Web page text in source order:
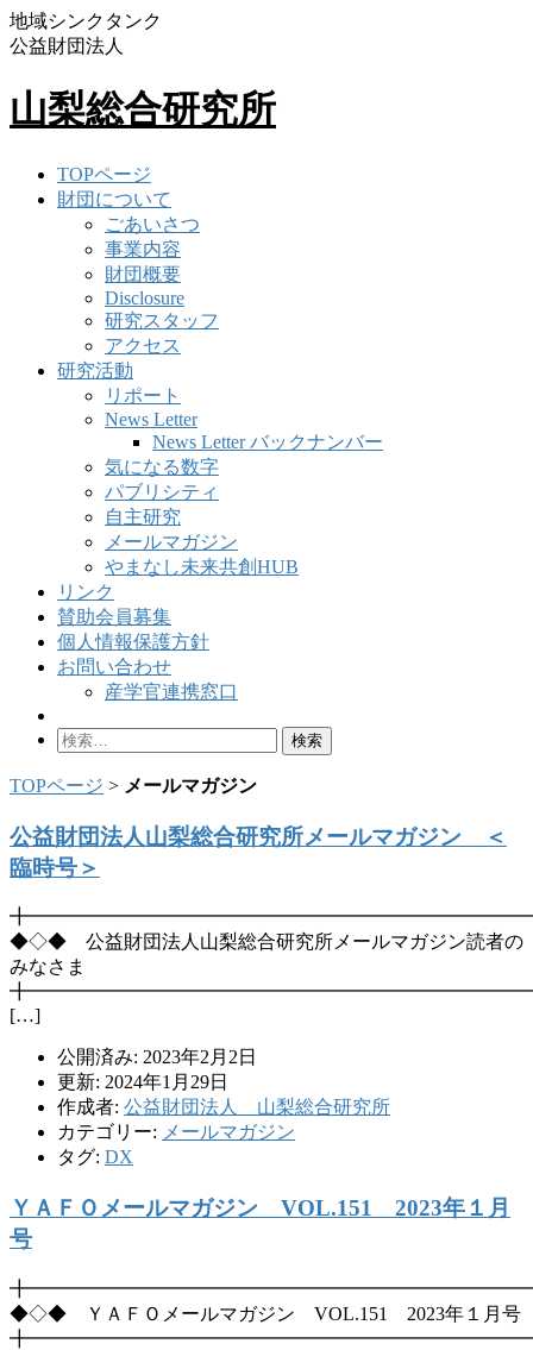
地域シンクタンク
公益財団法人
山梨総合研究所
TOPページ
財団について
ごあいさつ
事業内容
財団概要
Disclosure
研究スタッフ
アクセス
研究活動
リポート
News Letter
News Letter バックナンバー
気になる数字
パブリシティ
自主研究
メールマガジン
やまなし未来共創HUB
リンク
賛助会員募集
個人情報保護方針
お問い合わせ
産学官連携窓口
検
TOPページ > メールマガジン
公益財団法人山梨総合研究所メールマガジン ＜
臨時号＞
◆◇◆ 公益財団法人山梨総合研究所メールマガジン読者の
みなさま
[…]
公開済み: 2023年2月2日
更新: 2024年1月29日
作成者: 公益財団法人 山梨総合研究所
カテゴリー: メールマガジン
タグ: DX
ＹＡＦＯメールマガジン VOL.151 2023年１月
号
◆◇◆ ＹＡＦＯメールマガジン VOL.151 2023年１月号